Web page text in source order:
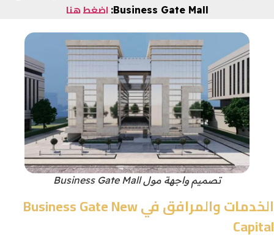
Business Gate Mall: اضغط هنا
تصميم واجهة مول Business Gate Mall
الخدمات والمرافق في Business Gate New
Capital